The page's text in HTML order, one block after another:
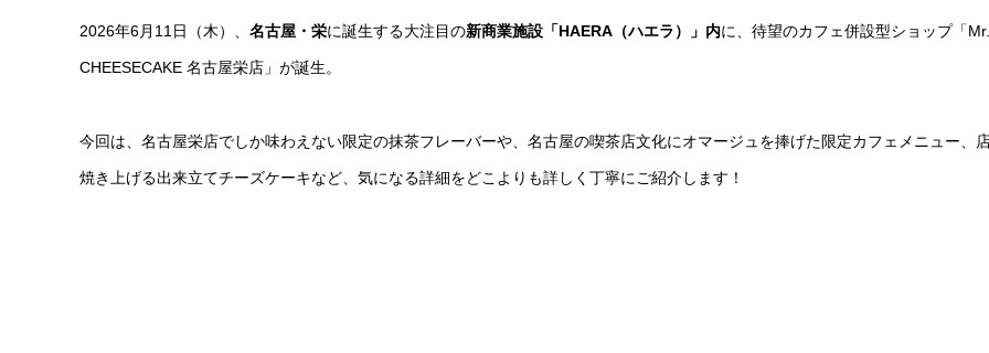
2026年6月11日（木）、 名古屋・栄に誕生する大注目の新商業施設「HAERA（ハエラ）」内に、待望のカフェ併設型ショップ「Mr.
CHEESECAKE 名古屋栄店」が誕生。
今回は、名古屋栄店でしか味わえない限定の抹茶フレーバーや、名古屋の喫茶店文化にオマージュを捧げた限定カフェメニュー、
焼き上げる出来立てチーズケーキなど、気になる詳細をどこよりも詳しく丁寧にご紹介します！